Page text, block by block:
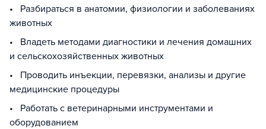
• Разбираться в анатомии, физиологии и заболеваниях
животных
• Владеть методами диагностики и лечения домашних
и сельскохозяйственных животных
• Проводить инъекции, перевязки, анализы и другие
медицинские процедуры
• Работать с ветеринарными инструментами и
оборудованием